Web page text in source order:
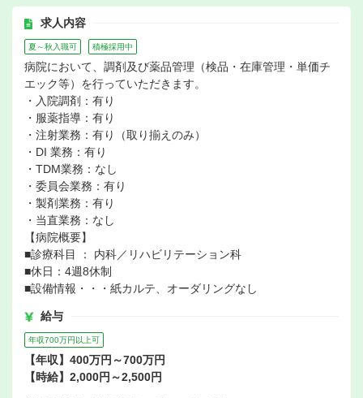
求人内容
夏～秋入職可 積極採用中
病院において、調剤及び薬品管理（検品・在庫管理・単価チ
エック等）を行っていただきます。
・入院調剤：有り
・服薬指導：有り
・注射業務：有り（取り揃えのみ）
・DI 業務：有り
・TDM業務：なし
・委員会業務：有り
・製剤業務：有り
・当直業務：なし
【病院概要】
■診療科目 ： 内科／リハビリテーション科
■休日：4週8休制
■設備情報・・・紙カルテ、オーダリングなし
給与
年収700万円以上可
【年収】400万円～700万円
【時給】2,000円～2,500円